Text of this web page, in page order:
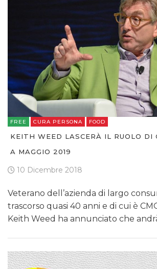
FREE CURA PERSONA FOOD
KEITH WEED LASCERÀ IL RUOLO DI
A MAGGIO 2019
10 Dicembre 2018
Veterano dell’azienda di largo
trascorso quasi 40 anni e di cui è
Keith Weed ha annunciato che